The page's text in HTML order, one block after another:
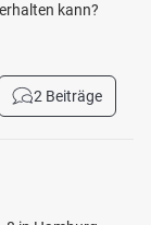
kann?
2 Beiträge